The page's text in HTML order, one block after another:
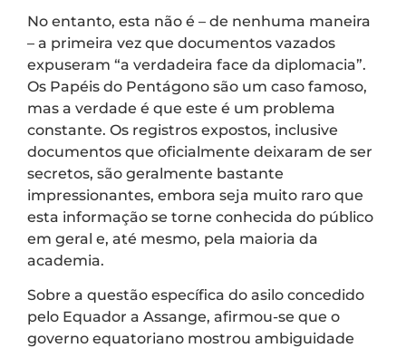
No entanto, esta não é – de nenhuma maneira
– a primeira vez que documentos vazados
expuseram “a verdadeira face da diplomacia”.
Os Papéis do Pentágono são um caso famoso,
mas a verdade é que este é um problema
constante. Os registros expostos, inclusive
documentos que oficialmente deixaram de ser
secretos, são geralmente bastante
impressionantes, embora seja muito raro que
esta informação se torne conhecida do público
em geral e, até mesmo, pela maioria da
academia.
Sobre a questão específica do asilo concedido
pelo Equador a Assange, afirmou-se que o
governo equatoriano mostrou ambiguidade